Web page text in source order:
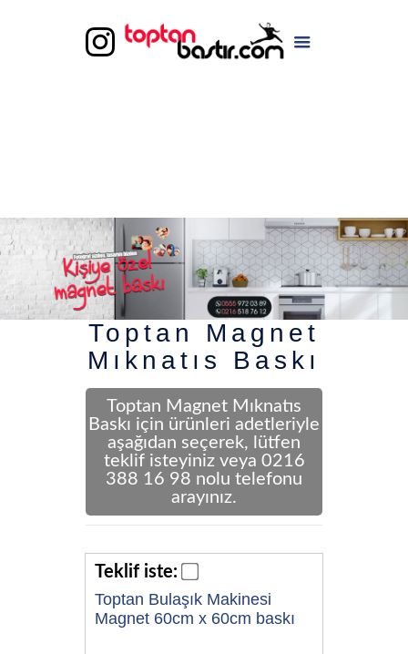
Toptan Magnet
Mıknatıs Baskı
Toptan Magnet Mıknatıs
Baskı için ürünleri adetleriyle
aşağıdan seçerek, lütfen
teklif isteyiniz veya 0216
388 16 98 nolu telefonu
arayınız.
Teklif iste:
Toptan Bulaşık Makinesi
Magnet 60cm x 60cm baskı